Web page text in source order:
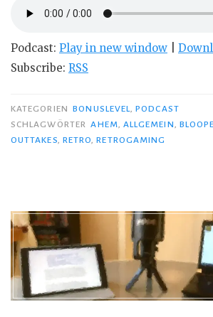
Podcast: Play in new window
Subscribe: RSS
KATEGORIEN BONUSLEVEL ,PODCAST
SCHLAGWÖRTER
AHEM ALLGEMEIN
OUTTAKES RETRO ,RETROGAMING